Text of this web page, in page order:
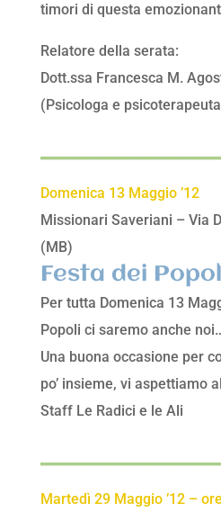
timori di questa
Relatore della serata:
Dott.ssa Francesca M.
(Psicologa e
Domenica 13 Maggio ’12
Missionari Saveriani – Via
(MB)
Festa dei
Per tutta Domenica 13
Popoli ci saremo anche
Una buona occasione per
po’ insieme, vi aspettiamo
Staff Le Radici e le Ali
Martedì 29 Maggio ’12 –